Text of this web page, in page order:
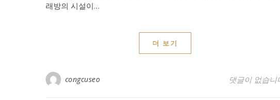
래방의 시설이…
더 보기
congcuseo 댓글이 없습니